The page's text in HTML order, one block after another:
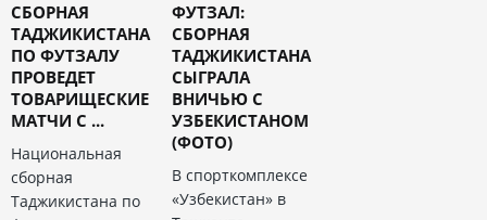
СБОРНАЯ
ТАДЖИКИСТАНА
ПО ФУТЗАЛУ
ПРОВЕДЕТ
ТОВАРИЩЕСКИЕ
МАТЧИ С ...
Национальная
сборная
Таджикистана по
ФУТЗАЛ:
СБОРНАЯ
ТАДЖИКИСТАНА
СЫГРАЛА
ВНИЧЬЮ С
УЗБЕКИСТАНОМ
(ФОТО)
В спорткомплексе
«Узбекистан» в